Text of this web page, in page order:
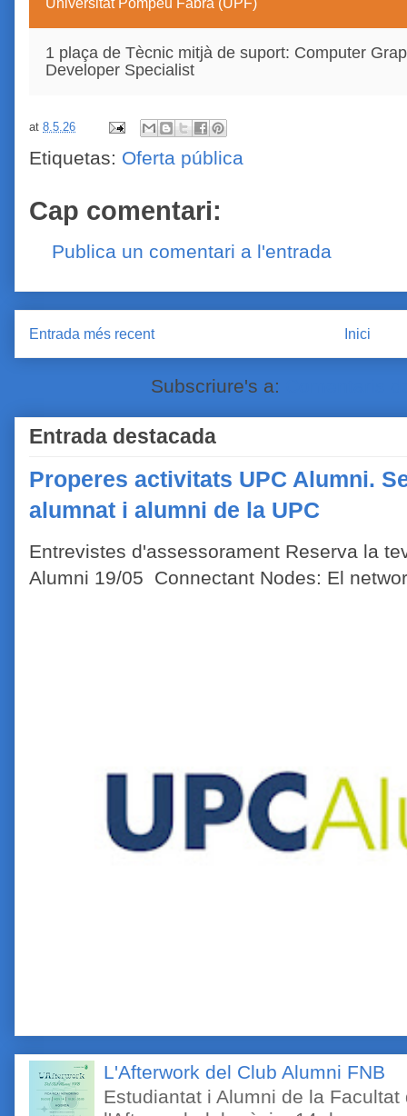
1 plaça de Tècnic mitjà de suport: Computer
Developer Specialist
at 8.5.26
Etiquetas: Oferta pública
Cap comentari:
Publica un comentari a l'entrada
Entrada més recent Inici
Subscriure's a:
Entrada destacada
Properes activitats UPC Alumni.
alumnat i alumni de la UPC
Entrevistes d'assessorament Reserva la
Alumni 19/05 Connectant Nodes: El
L'Afterwork del Club Alumni FNB
Estudiantat i Alumni de la